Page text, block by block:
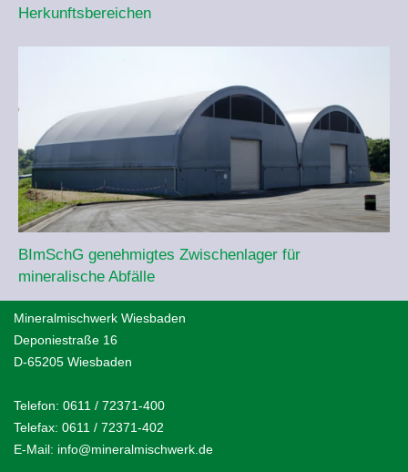
Herkunfts­bereichen
BImSchG genehmigtes Zwischenlager für
mineralische Abfälle
Mineralmischwerk Wiesbaden
Deponiestraße 16
D-65205 Wiesbaden
Telefon: 0611 / 72371-400
Telefax: 0611 / 72371-402
E-Mail: info@mineralmischwerk.de